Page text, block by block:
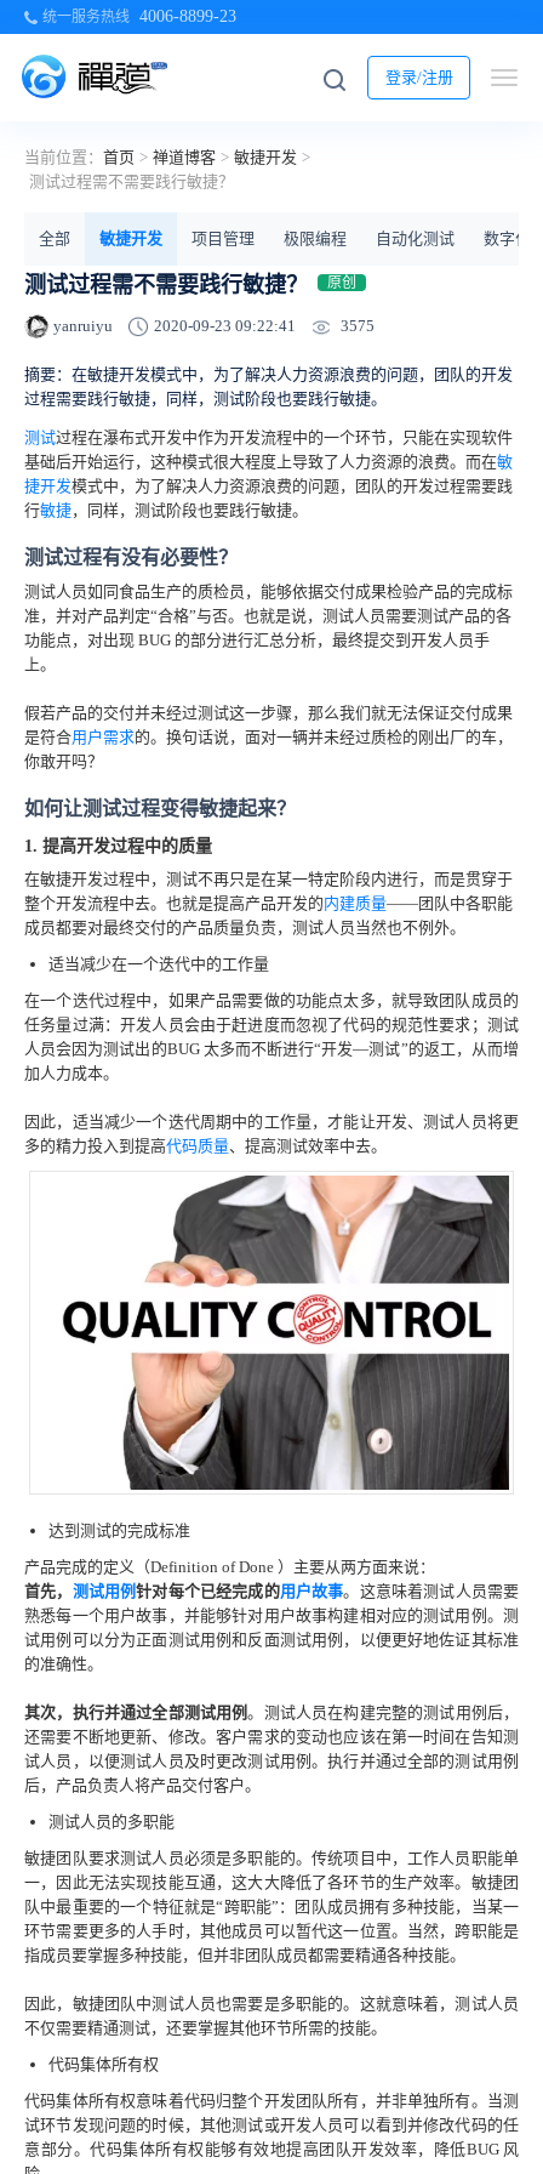
统一服务热线 4006-8899-23
登录/注册
当前位置： 首页 > 禅道博客 > 敏捷开发 >
测试过程需不需要践行敏捷？
全部 敏捷开发 项目管理 极限编程 自动化测试 数字化
测试过程需不需要践行敏捷？ 原创
yanruiyu 2020-09-23 09:22:41 3575
摘要：在敏捷开发模式中，为了解决人力资源浪费的问题，团队的开发
过程需要践行敏捷，同样，测试阶段也要践行敏捷。
测试过程在瀑布式开发中作为开发流程中的一个环节，只能在实现软件
基础后开始运行，这种模式很大程度上导致了人力资源的浪费。而在敏
捷开发模式中，为了解决人力资源浪费的问题，团队的开发过程需要践
行敏捷，同样，测试阶段也要践行敏捷。
测试过程有没有必要性？
测试人员如同食品生产的质检员，能够依据交付成果检验产品的完成标
准，并对产品判定“合格”与否。也就是说，测试人员需要测试产品的各
功能点，对出现 BUG 的部分进行汇总分析，最终提交到开发人员手
上。
假若产品的交付并未经过测试这一步骤，那么我们就无法保证交付成果
是符合用户需求的。换句话说，面对一辆并未经过质检的刚出厂的车，
你敢开吗？
如何让测试过程变得敏捷起来？
1. 提高开发过程中的质量
在敏捷开发过程中，测试不再只是在某一特定阶段内进行，而是贯穿于
整个开发流程中去。也就是提高产品开发的内建质量——团队中各职能
成员都要对最终交付的产品质量负责，测试人员当然也不例外。
适当减少在一个迭代中的工作量
在一个迭代过程中，如果产品需要做的功能点太多，就导致团队成员的
任务量过满：开发人员会由于赶进度而忽视了代码的规范性要求；测试
人员会因为测试出的BUG 太多而不断进行“开发—测试”的返工，从而增
加人力成本。
因此，适当减少一个迭代周期中的工作量，才能让开发、测试人员将更
多的精力投入到提高代码质量、提高测试效率中去。
达到测试的完成标准
产品完成的定义（Definition of Done ）主要从两方面来说：
首先， 测试用例针对每个已经完成的用户故事。这意味着测试人员需要
熟悉每一个用户故事，并能够针对用户故事构建相对应的测试用例。测
试用例可以分为正面测试用例和反面测试用例，以便更好地佐证其标准
的准确性。
其次，执行并通过全部测试用例。测试人员在构建完整的测试用例后，
还需要不断地更新、修改。客户需求的变动也应该在第一时间在告知测
试人员，以便测试人员及时更改测试用例。执行并通过全部的测试用例
后，产品负责人将产品交付客户。
测试人员的多职能
敏捷团队要求测试人员必须是多职能的。传统项目中，工作人员职能单
一，因此无法实现技能互通，这大大降低了各环节的生产效率。敏捷团
队中最重要的一个特征就是“跨职能”：团队成员拥有多种技能，当某一
环节需要更多的人手时，其他成员可以暂代这一位置。当然，跨职能是
指成员要掌握多种技能，但并非团队成员都需要精通各种技能。
因此，敏捷团队中测试人员也需要是多职能的。这就意味着，测试人员
不仅需要精通测试，还要掌握其他环节所需的技能。
代码集体所有权
代码集体所有权意味着代码归整个开发团队所有，并非单独所有。当测
试环节发现问题的时候，其他测试或开发人员可以看到并修改代码的任
意部分。代码集体所有权能够有效地提高团队开发效率，降低BUG 风